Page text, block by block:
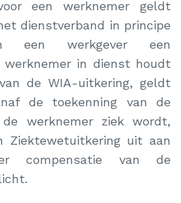
een werknemer geldt
dienstverband in principe
een werkgever een
werknemer in dienst houdt
de WIA-uitkering, geldt
de toekenning van de
werknemer ziek wordt,
Ziektewetuitkering uit aan
compensatie van de